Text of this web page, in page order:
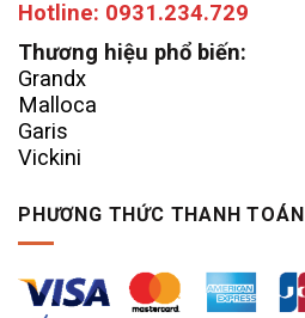
Hotline: 0931.234.729
Thương hiệu phổ biến:
Grandx
Malloca
Garis
Vickini
PHƯƠNG THỨC THANH TOÁN